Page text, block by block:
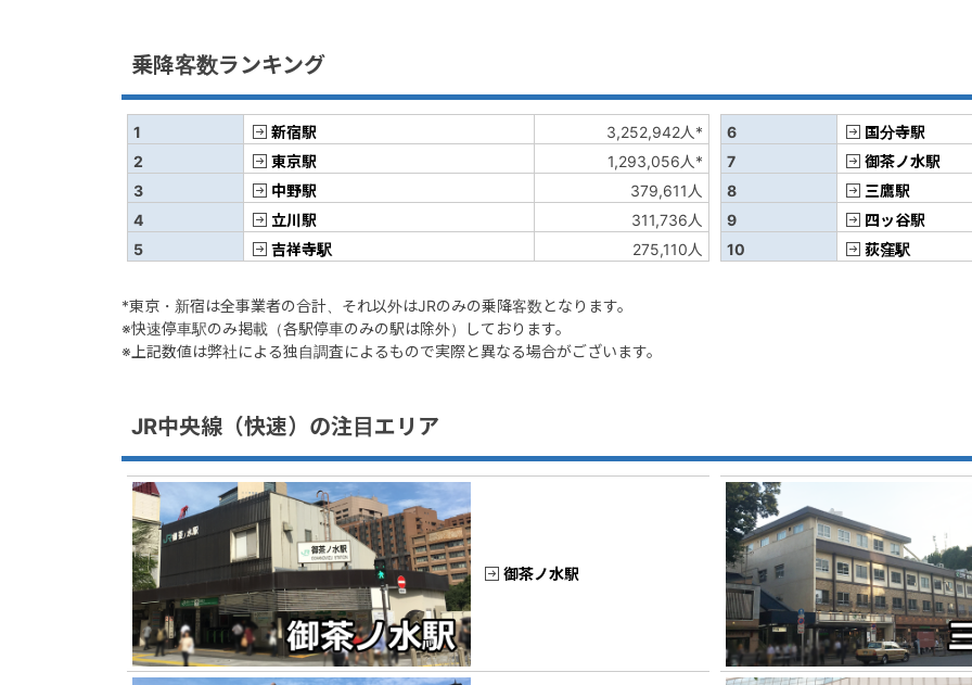
乗降客数ランキング
1 新宿駅
3,252,942人*
2
東京駅
1,293,056人*
3
中野駅
379,611人
4
立川駅
311,736人
5
吉祥寺駅 275,110人
6
国分寺駅
7
御茶ノ水駅
8
三鷹駅
9
四ッ谷駅
10
荻窪駅
*東京・新宿は全事業者の合計、それ以外はJRのみの乗降客数となります。
※快速停車駅のみ掲載（各駅停車のみの駅は除外）しております。
※上記数値は弊社による独自調査によるもので実際と異なる場合がございます。
JR中央線（快速）の注目エリア
御茶ノ水駅